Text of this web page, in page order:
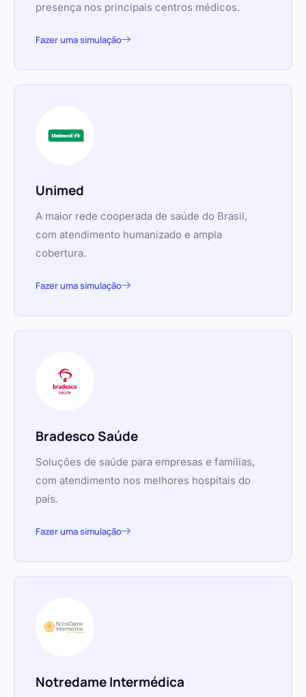
presença nos principais centros médicos.
Fazer uma simulação
Unimed
A maior rede cooperada de saúde do Brasil,
com atendimento humanizado e ampla
cobertura.
Fazer uma simulação
Bradesco Saúde
Soluções de saúde para empresas e famílias,
com atendimento nos melhores hospitais do
país.
Fazer uma simulação
Notredame Intermédica